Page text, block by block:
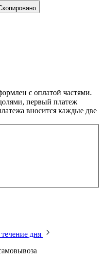
с оплатой частями.
первый платеж
вносится каждые две
течение дня